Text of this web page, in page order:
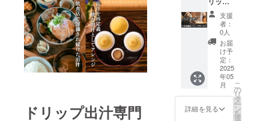
ドリップ出汁専門
が異な
る場合
があり
ますの
で、あ
らかじ
めご了
承くだ
さい。
出汁 内
容量：
30g（1
0g×3
パッ
ク） 保
存方
法：直
射日
光・高
温多湿
は今
「うま
味」が
必要で
す。 ○
製品概
要 名
称：人
生にう
ま味を
天然ク
ラフト
サービ
ス 私た
ちが目
の前で
一杯一
杯丁寧
にうま
味を淹
れま
す。 イ
ベント
などを
支援
者：
0人
お届
け予
定：
2025
年05
月
詳細を見る
こ
の
リ
タ
ー
ン
を
選